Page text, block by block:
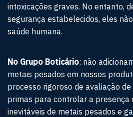
intoxicações graves. No entanto,
segurança estabelecidos, eles
saúde humana.
No Grupo Boticário: não
metais pesados em nossos
processo rigoroso de avaliação
primas para controlar a presença
inevitáveis de metais pesados e